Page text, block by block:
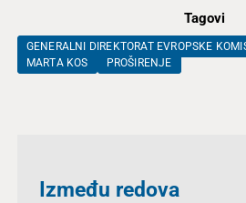
Tagovi
GENERALNI DIREKTORAT EVROPSKE
MARTA KOS
PROŠIRENJE
Između redova